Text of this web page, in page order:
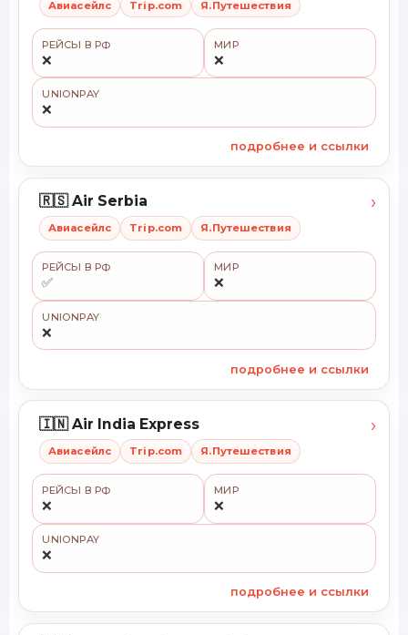
Авиасейлс Trip.com Я.Путешествия
РЕЙСЫ В РФ
❌
МИР
❌
UNIONPAY
❌
подробнее и ссылки
🇷🇸 Air Serbia
Авиасейлс Trip.com Я.Путешествия
›
РЕЙСЫ В РФ
✅
МИР
❌
UNIONPAY
❌
подробнее и ссылки
🇮🇳 Air India Express
Авиасейлс Trip.com Я.Путешествия
›
РЕЙСЫ В РФ
❌
МИР
❌
UNIONPAY
❌
подробнее и ссылки